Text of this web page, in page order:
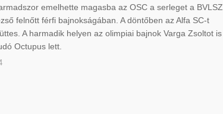
emelhette magasba az OSC a serleget a BVLSZ
felnőtt férfi bajnokságában. A döntőben az Alfa SC-t
A harmadik helyen az olimpiai bajnok Varga Zsoltot is
Octupus lett.